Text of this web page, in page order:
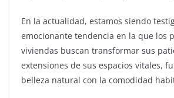
En la actualidad, estamos siendo
emocionante tendencia en la que los
viviendas buscan transformar sus
extensiones de sus espacios vitales,
belleza natural con la comodidad